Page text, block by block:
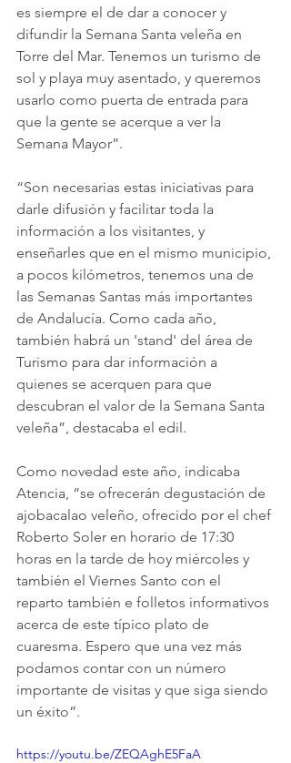
es siempre el de dar a conocer y
difundir la Semana Santa veleña en
Torre del Mar. Tenemos un turismo de
sol y playa muy asentado, y queremos
usarlo como puerta de entrada para
que la gente se acerque a ver la
Semana Mayor”.
“Son necesarias estas iniciativas para
darle difusión y facilitar toda la
información a los visitantes, y
enseñarles que en el mismo municipio,
a pocos kilómetros, tenemos una de
las Semanas Santas más importantes
de Andalucía. Como cada año,
también habrá un 'stand' del área de
Turismo para dar información a
quienes se acerquen para que
descubran el valor de la Semana Santa
veleña”, destacaba el edil.
Como novedad este año, indicaba
Atencia, “se ofrecerán degustación de
ajobacalao veleño, ofrecido por el chef
Roberto Soler en horario de 17:30
horas en la tarde de hoy miércoles y
también el Viernes Santo con el
reparto también e folletos informativos
acerca de este típico plato de
cuaresma. Espero que una vez más
podamos contar con un número
importante de visitas y que siga siendo
un éxito”.
https://youtu.be/ZEQAghE5FaA